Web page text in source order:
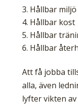
Hållbar miljö
Hållbar kost
Hållbar
Hållbar
Att få jobba
alla, även
lyfter vikten